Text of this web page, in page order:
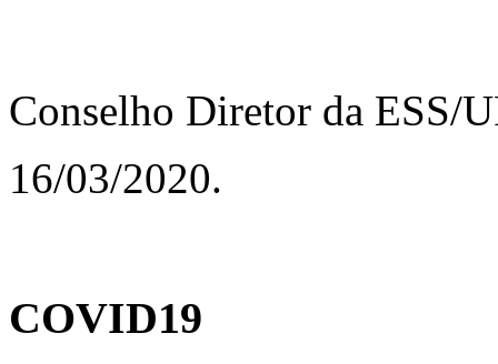
Conselho Diretor da ESS/
16/03/2020.
COVID19